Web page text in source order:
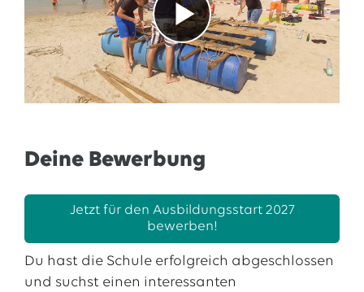
Deine Bewerbung
Jetzt für den Ausbildungsstart 2027
bewerben!
Du hast die Schule erfolgreich abgeschlossen
und suchst einen interessanten